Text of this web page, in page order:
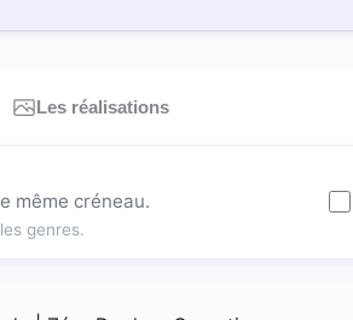
Les réalisations
même créneau.
genres.